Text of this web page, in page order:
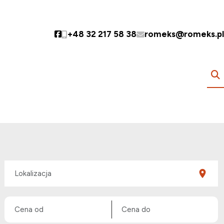
Social link
+48 32 217 58 38 romeks@romeks.pl